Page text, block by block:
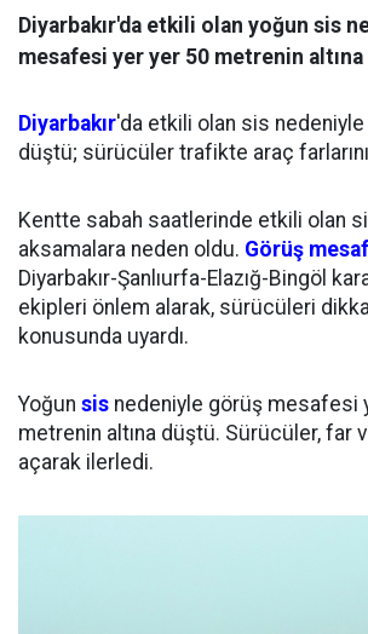
Diyarbakır'da etkili olan yoğun sis
mesafesi yer yer 50 metrenin
Diyarbakır'da etkili olan sis
düştü; sürücüler trafikte araç
Kentte sabah saatlerinde etkili olan
aksamalara neden oldu. Görüş
Diyarbakır-Şanlıurfa-Elazığ-Bingöl
ekipleri önlem alarak, sürücüleri
konusunda uyardı.
Yoğun sis nedeniyle görüş mesafesi
metrenin altına düştü. Sürücüler, far
açarak ilerledi.